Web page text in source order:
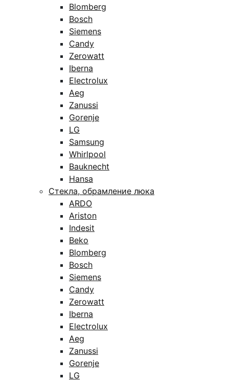
Blomberg
Bosch
Siemens
Candy
Zerowatt
Iberna
Electrolux
Aeg
Zanussi
Gorenje
LG
Samsung
Whirlpool
Bauknecht
Hansa
Стекла, обрамление люка
ARDO
Ariston
Indesit
Beko
Blomberg
Bosch
Siemens
Candy
Zerowatt
Iberna
Electrolux
Aeg
Zanussi
Gorenje
LG